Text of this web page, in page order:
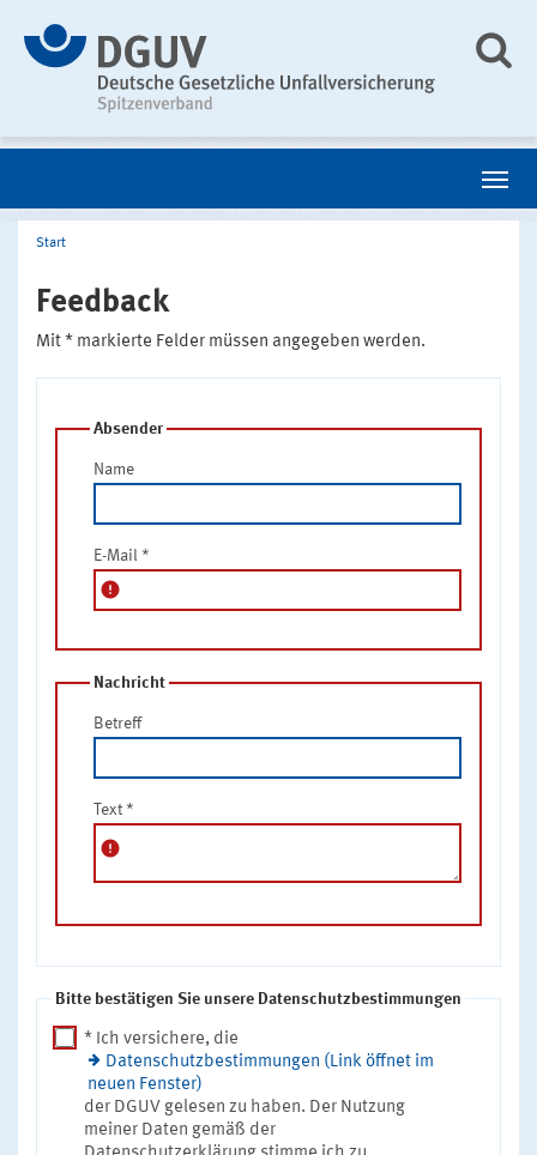
Start
Feedback
Mit * markierte Felder müssen angegeben werden.
Absender
Name
E-Mail *
error
Nachricht
Betreff
Text *
error
Bitte bestätigen Sie unsere Datenschutzbestimmungen
* Ich versichere, die
Datenschutzbestimmungen (Link öffnet im
neuen Fenster)
der DGUV gelesen zu haben. Der Nutzung
meiner Daten gemäß der